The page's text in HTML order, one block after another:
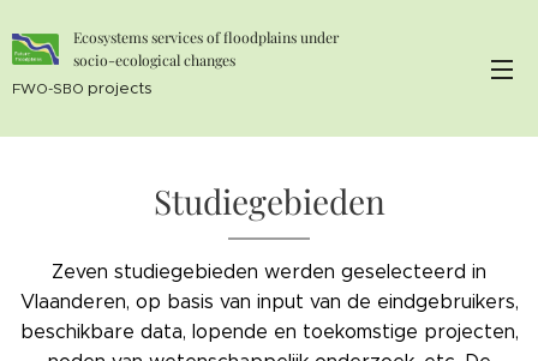
Ecosystems services of floodplains under
socio-ecological changes
FWO-SBO projects
Studiegebieden
Zeven studiegebieden werden geselecteerd in
Vlaanderen, op basis van input van de eindgebruikers,
beschikbare data, lopende en toekomstige projecten,